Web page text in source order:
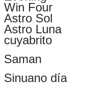
Win Four
Astro Sol
Astro Luna
cuyabrito
Saman
Sinuano día